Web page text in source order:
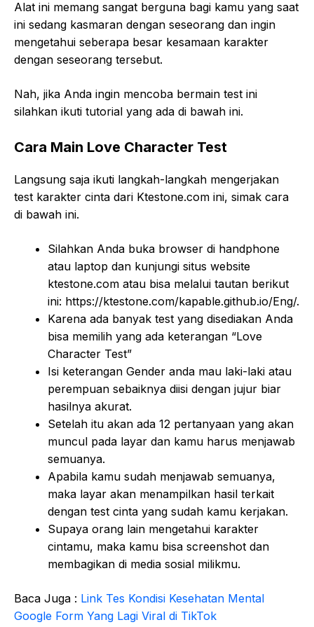
Alat ini memang sangat berguna bagi kamu yang saat
ini sedang kasmaran dengan seseorang dan ingin
mengetahui seberapa besar kesamaan karakter
dengan seseorang tersebut.
Nah, jika Anda ingin mencoba bermain test ini
silahkan ikuti tutorial yang ada di bawah ini.
Cara Main Love Character Test
Langsung saja ikuti langkah-langkah mengerjakan
test karakter cinta dari Ktestone.com ini, simak cara
di bawah ini.
Silahkan Anda buka browser di handphone
atau laptop dan kunjungi situs website
ktestone.com atau bisa melalui tautan berikut
ini: https://ktestone.com/kapable.github.io/Eng/.
Karena ada banyak test yang disediakan Anda
bisa memilih yang ada keterangan “Love
Character Test”
Isi keterangan Gender anda mau laki-laki atau
perempuan sebaiknya diisi dengan jujur biar
hasilnya akurat.
Setelah itu akan ada 12 pertanyaan yang akan
muncul pada layar dan kamu harus menjawab
semuanya.
Apabila kamu sudah menjawab semuanya,
maka layar akan menampilkan hasil terkait
dengan test cinta yang sudah kamu kerjakan.
Supaya orang lain mengetahui karakter
cintamu, maka kamu bisa screenshot dan
membagikan di media sosial milikmu.
Baca Juga : Link Tes Kondisi Kesehatan Mental
Google Form Yang Lagi Viral di TikTok